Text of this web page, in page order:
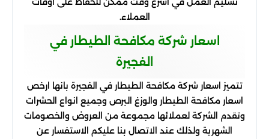
العملاء.
اسعار شركة مكافحة الطيطار في
الفجيرة
تتميز اسعار شركة مكافحة الطيطار في الفجيرة بانها ارخص
اسعار مكافحة الطيطار والوزغ البرص وجميع انواع الحشرات
وتقدم الشركة لعملائها مجموعة من العروض والخصومات
الشهرية ولذلك عند الاتصال بنا عليكم الاستفسار عن